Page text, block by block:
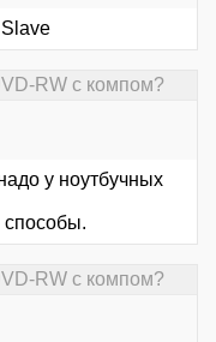
Slave
RW с компом?
у ноутбучных
RW с компом?